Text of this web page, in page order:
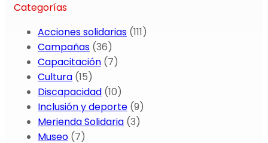
Categorías
Acciones solidarias (111)
Campañas (36)
Capacitación (7)
Cultura (15)
Discapacidad (10)
Inclusión y deporte (9)
Merienda Solidaria (3)
Museo (7)